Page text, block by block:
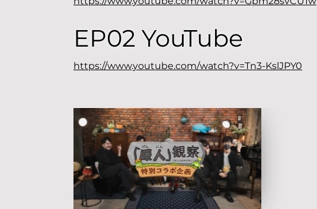
EP02 YouTube
https://www.youtube.com/watch?v=Tn3-KslJPY0